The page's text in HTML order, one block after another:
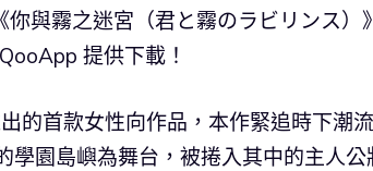
與霧之迷宮（君と霧のラビリンス）
提供下載！
的首款女性向作品，本作緊追時下潮
學園島嶼為舞台，被捲入其中的主人公